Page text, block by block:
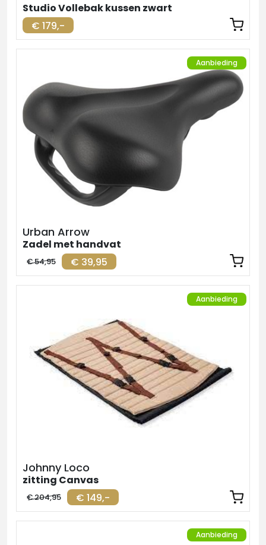
Studio Vollebak kussen zwart
€ 179,-
Aanbieding
Urban Arrow
Zadel met handvat
€ 39,95
€ 54,95
Aanbieding
Johnny Loco
zitting Canvas
€ 149,-
€ 204,95
Aanbieding